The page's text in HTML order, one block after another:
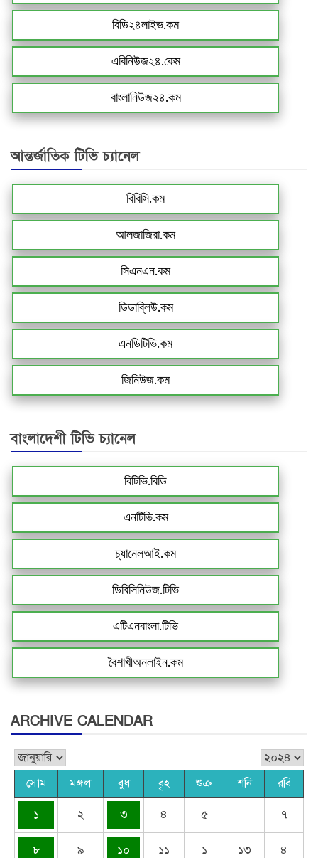
বিডি২৪লাইভ.কম
এবিনিউজ২৪.কেম
বাংলানিউজ২৪.কম
আন্তর্জাতিক টিভি চ্যানেল
বিবিসি.কম
আলজাজিরা.কম
সিএনএন.কম
ডিডাব্লিউ.কম
এনডিটিভি.কম
জিনিউজ.কম
বাংলাদেশী টিভি চ্যানেল
বিটিভি.বিডি
এনটিভি.কম
চ্যানেলআই.কম
ডিবিসিনিউজ.টিভি
এটিএনবাংলা.টিভি
বৈশাখীঅনলাইন.কম
ARCHIVE CALENDAR
সোম মঙ্গল বুধ বৃহ শুক্র শনি রবি
১ ২ ৩ ৪ ৫ ৭
৮ ৯ ১০ ১১ ১ ১৩ ৪